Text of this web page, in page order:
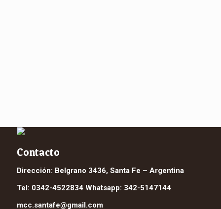
Contacto
Dirección: Belgrano 3436, Santa Fe – Argentina
Tel: 0342-4522834 Whatsapp: 342-5147144
mcc.santafe@gmail.com